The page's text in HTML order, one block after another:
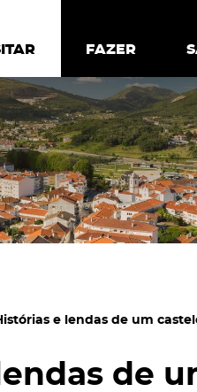
MÓS
VISITAR
FAZER
e lendas de um
de